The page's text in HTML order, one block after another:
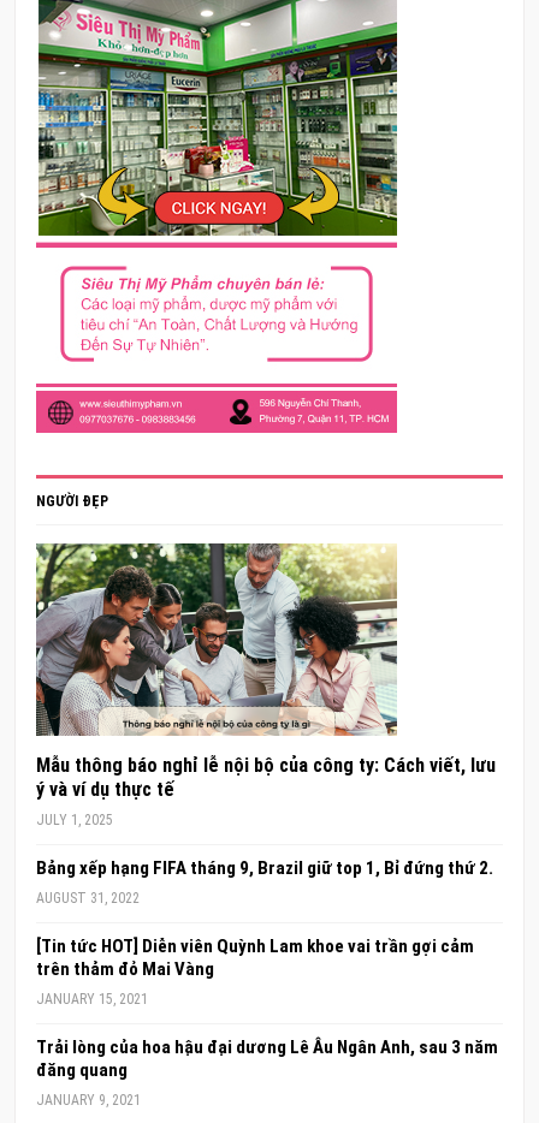
NGƯỜI ĐẸP
Mẫu thông báo nghỉ lễ nội bộ của công ty: Cách viết, lưu
ý và ví dụ thực tế
JULY 1, 2025
Bảng xếp hạng FIFA tháng 9, Brazil giữ top 1, Bỉ đứng thứ 2.
AUGUST 31, 2022
[Tin tức HOT] Diễn viên Quỳnh Lam khoe vai trần gợi cảm
trên thảm đỏ Mai Vàng
JANUARY 15, 2021
Trải lòng của hoa hậu đại dương Lê Âu Ngân Anh, sau 3 năm
đăng quang
JANUARY 9, 2021